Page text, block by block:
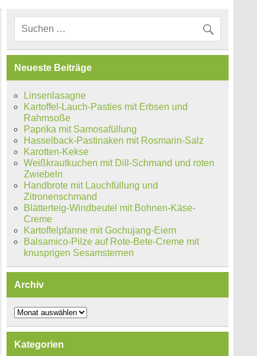
Neueste Beiträge
Linsenlasagne
Kartoffel-Lauch-Pasties mit Erbsen und
Rahmsoße
Paprika mit Samosafüllung
Hasselback-Pastinaken mit Rosmarin-Salz
Karotten-Kekse
Weißkrautkuchen mit Dill-Schmand und roten
Zwiebeln
Handbrote mit Lauchfüllung und
Zitronenschmand
Blätterteig-Windbeutel mit Bohnen-Käse-
Creme
Kartoffelpfanne mit Gochujang-Eiern
Balsamico-Pilze auf Rote-Bete-Creme mit
knusprigen Sesamsternen
Archiv
Archiv
Kategorien